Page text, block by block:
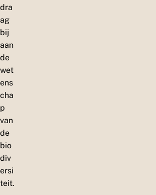
dra
ag
bij
aan
de
wet
ens
cha
p
van
de
bio
div
ersi
teit.